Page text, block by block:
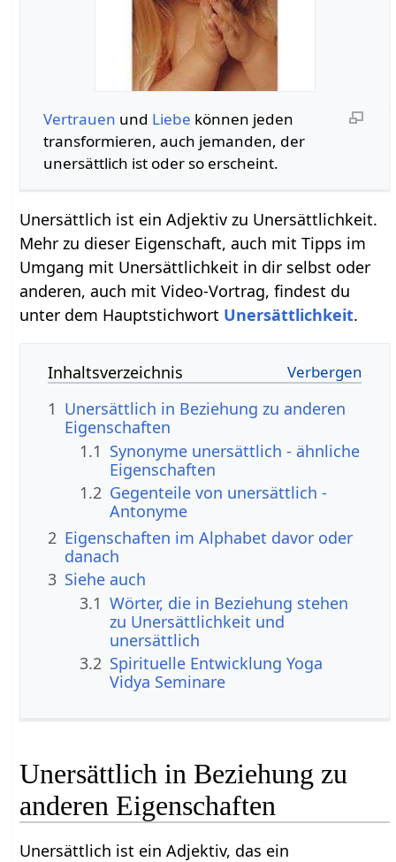
Vertrauen und Liebe können jeden
transformieren, auch jemanden, der
unersättlich ist oder so erscheint.
Unersättlich ist ein Adjektiv zu Unersättlichkeit.
Mehr zu dieser Eigenschaft, auch mit Tipps im
Umgang mit Unersättlichkeit in dir selbst oder
anderen, auch mit Video-Vortrag, findest du
unter dem Hauptstichwort Unersättlichkeit.
Inhaltsverzeichnis
1 Unersättlich in Beziehung zu anderen
Eigenschaften
1.1 Synonyme unersättlich - ähnliche
Eigenschaften
1.2 Gegenteile von unersättlich -
Antonyme
2 Eigenschaften im Alphabet davor oder
danach
3 Siehe auch
3.1 Wörter, die in Beziehung stehen
zu Unersättlichkeit und
unersättlich
3.2 Spirituelle Entwicklung Yoga
Vidya Seminare
Unersättlich in Beziehung zu
anderen Eigenschaften
Unersättlich ist ein Adjektiv, das ein